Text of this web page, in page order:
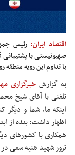
اقتصاد ایران: رئیس
صهیونیستی با پشتیبانی
با تداوم این رویه
به گزارش خبرگزاری
تلفنی با آقای شیخ
اینکه ما، شما و دیگر
اظهار داشت: بنده از
همکاری با کشورهای
ترور شهیدهنیهسعی در